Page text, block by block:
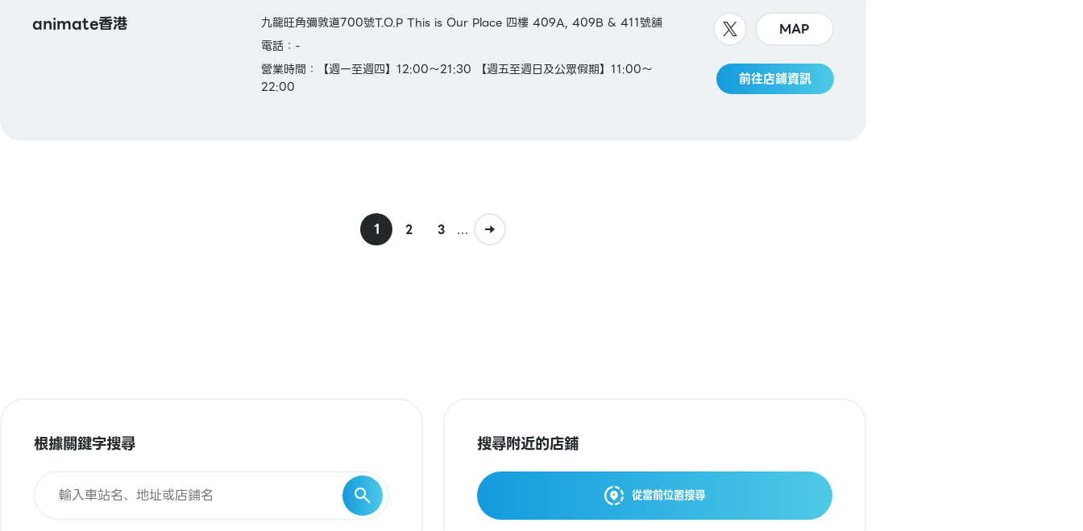
animate香港
九龍旺角彌敦道700號T.O.P This is Our Place 四樓 409A, 409B & 411號舖
電話：-
營業時間：【週一至週四】12:00～21:30 【週五至週日及公眾假期】11:00～
22:00
MAP
前往店鋪資訊
1 2 3 ...
根據關鍵字搜尋 搜尋附近的店鋪
從當前位置搜尋